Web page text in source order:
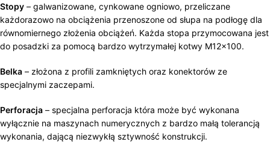
Stopy – galwanizowane, cynkowane ogniowo, przeliczane
każdorazowo na obciążenia przenoszone od słupa na podłogę dla
równomiernego złożenia obciążeń. Każda stopa przymocowana jest
do posadzki za pomocą bardzo wytrzymałej kotwy M12x100.
Belka – złożona z profili zamkniętych oraz konektorów ze
specjalnymi zaczepami.
Perforacja – specjalna perforacja która może być wykonana
wyłącznie na maszynach numerycznych z bardzo małą tolerancją
wykonania, dającą niezwykłą sztywność konstrukcji.